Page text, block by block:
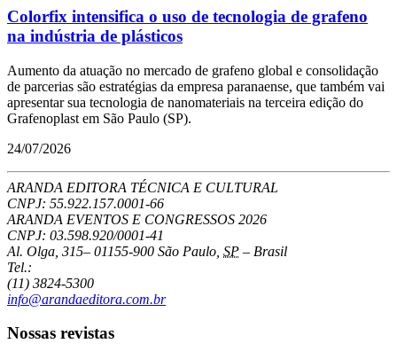
Colorfix intensifica o uso de tecnologia de grafeno
na indústria de plásticos
Aumento da atuação no mercado de grafeno global e consolidação
de parcerias são estratégias da empresa paranaense, que também vai
apresentar sua tecnologia de nanomateriais na terceira edição do
Grafenoplast em São Paulo (SP).
24/07/2026
ARANDA EDITORA TÉCNICA E CULTURAL
CNPJ: 55.922.157.0001-66
ARANDA EVENTOS E CONGRESSOS 2026
CNPJ: 03.598.920/0001-41
Al. Olga, 315– 01155-900 São Paulo SP – Brasil
Tel.:
(11) 3824-5300
info@arandaeditora.com.br
Nossas revistas